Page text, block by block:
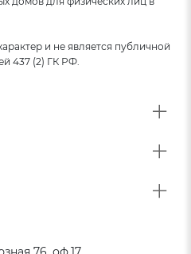
и не является публичной
437 (2) ГК РФ.